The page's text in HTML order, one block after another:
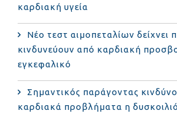
καρδιακή υγεία
Νέο τεστ αιμοπεταλίων δείχνει
κινδυνεύουν από καρδιακή
εγκεφαλικό
Σημαντικός παράγοντας
καρδιακά προβλήματα η